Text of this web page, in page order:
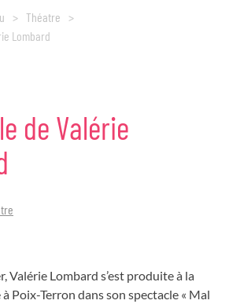
> Théatre >
Lombard
de Valérie
Valérie Lombard s’est produite à la
à Poix-Terron dans son spectacle « Mal